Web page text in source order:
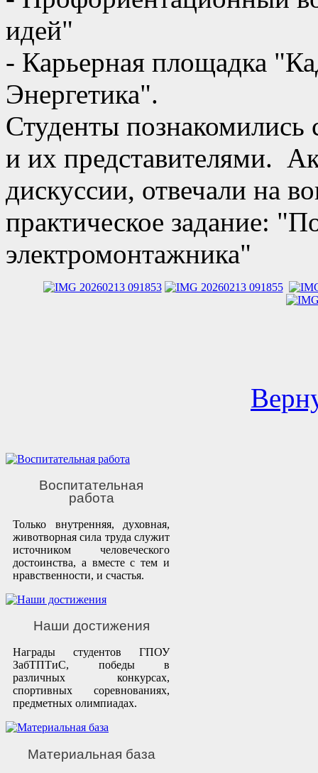
идей"
- Карьерная площадка
Энергетика".
Студенты познакомились
и их представителями.
дискуссии, отвечали на
практическое задание:
электромонтажника"
Воспитательная
работа
Только внутренняя, духовная,
животворная сила труда служит
источником человеческого
достоинства, а вместе с тем и
нравственности, и счастья.
Наши достижения
Награды студентов ГПОУ
ЗабТПТиС, победы в
различных конкурсах,
спортивных соревнованиях,
предметных олимпиадах.
Материальная база